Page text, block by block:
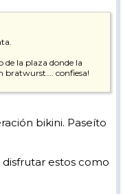
de la plaza donde la
bratwurst…. confiesa!
bikini. Paseíto
disfrutar estos como